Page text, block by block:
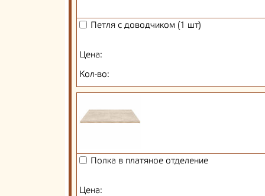
Петля с доводчиком (1 шт)
Цена:
Кол-во:
Полка в платяное отделение
Цена: